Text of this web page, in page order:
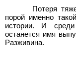
Потеря
порой именно
истории. И
останется имя
Разживина.